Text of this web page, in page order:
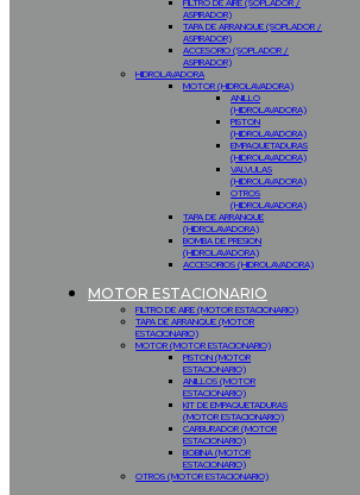
FILTRO DE AIRE (SOPLADOR /
ASPIRADOR)
TAPA DE ARRANQUE (SOPLADOR /
ASPIRADOR)
ACCESORIO (SOPLADOR /
ASPIRADOR)
HIDROLAVADORA
MOTOR (HIDROLAVADORA)
ANILLO
(HIDROLAVADORA)
PISTON
(HIDROLAVADORA)
EMPAQUETADURAS
(HIDROLAVADORA)
VALVULAS
(HIDROLAVADORA)
OTROS
(HIDROLAVADORA)
TAPA DE ARRANQUE
(HIDROLAVADORA)
BOMBA DE PRESION
(HIDROLAVADORA)
ACCESORIOS (HIDROLAVADORA)
MOTOR ESTACIONARIO
FILTRO DE AIRE (MOTOR ESTACIONARIO)
TAPA DE ARRANQUE (MOTOR
ESTACIONARIO)
MOTOR (MOTOR ESTACIONARIO)
PISTON (MOTOR
ESTACIONARIO)
ANILLOS (MOTOR
ESTACIONARIO)
KIT DE EMPAQUETADURAS
(MOTOR ESTACIONARIO)
CARBURADOR (MOTOR
ESTACIONARIO)
BOBINA (MOTOR
ESTACIONARIO)
OTROS (MOTOR ESTACIONARIO)